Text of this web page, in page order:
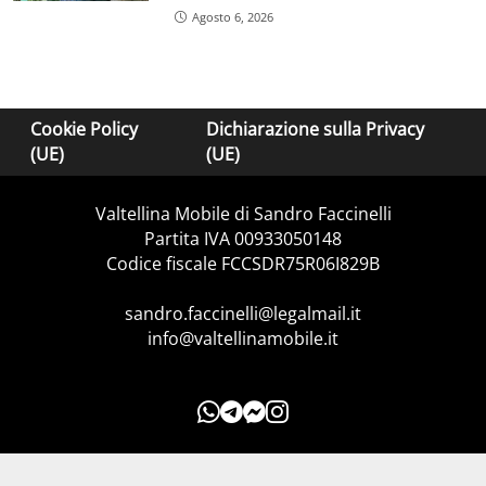
Agosto 6, 2026
Cookie Policy
(UE)
Dichiarazione sulla Privacy
(UE)
Valtellina Mobile di Sandro Faccinelli
Partita IVA 00933050148
Codice fiscale FCCSDR75R06I829B
sandro.faccinelli@legalmail.it
info@valtellinamobile.it